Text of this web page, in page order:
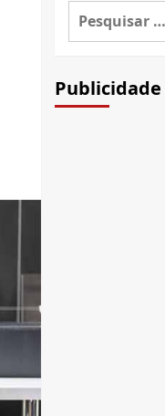
Pesquisar
Publicidade